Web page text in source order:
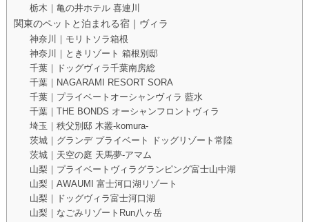
栃木｜亀の井ホテル 喜連川
関東のペットと泊まれる宿｜ヴィラ
神奈川｜モリトソラ箱根
神奈川｜ときリゾート 箱根別邸
千葉｜ドッグヴィラ千葉南房総
千葉｜NAGARAMI RESORT SORA
千葉｜プライベートオーシャンヴィラ 藍水
千葉｜THE BONDS オーシャンフロントヴィラ
埼玉｜秩父別邸 木叢-komura-
茨城｜グランデ プライベート ドッグリゾート常陸
茨城｜天空の庭 天馬夢-アマム
山梨｜プライベートヴィラグランピング富士山中湖
山梨｜AWAUMI 富士河口湖リゾート
山梨｜ドッグヴィラ富士河口湖
山梨｜なごみリゾートRun八ヶ岳